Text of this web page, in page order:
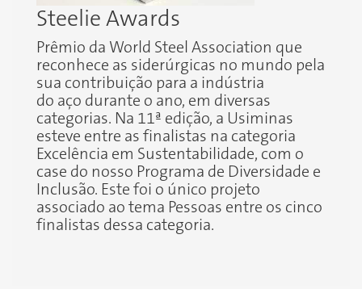
Steelie Awards
Prêmio da World Steel Association que
reconhece as siderúrgicas no mundo pela
sua contribuição para a indústria
do aço durante o ano, em diversas
categorias. Na 11ª edição, a Usiminas
esteve entre as finalistas na categoria
Excelência em Sustentabilidade, com o
case do nosso Programa de Diversidade e
Inclusão. Este foi o único projeto
associado ao tema Pessoas entre os cinco
finalistas dessa categoria.